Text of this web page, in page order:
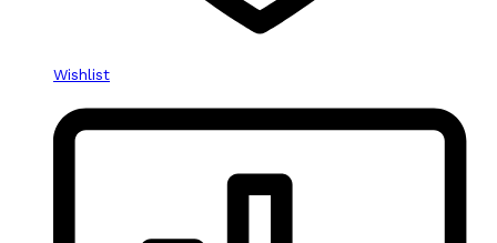
Wishlist